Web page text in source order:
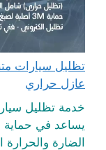
عازل حراري
خدمة تظليل
يساعد في
الضارة والحرارة